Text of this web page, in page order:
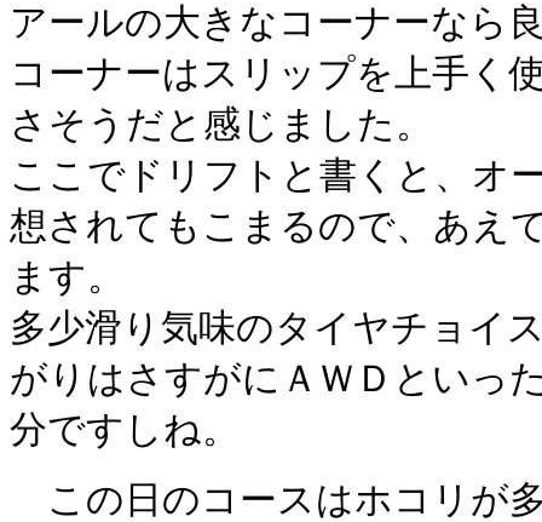
アールの大きなコーナーなら
コーナーはスリップを上手く
さそうだと感じました。
ここでドリフトと書くと、オ
想されてもこまるので、あえ
ます。
多少滑り気味のタイヤチョイ
がりはさすがにＡＷＤといっ
分ですしね。
この日のコースはホコリが